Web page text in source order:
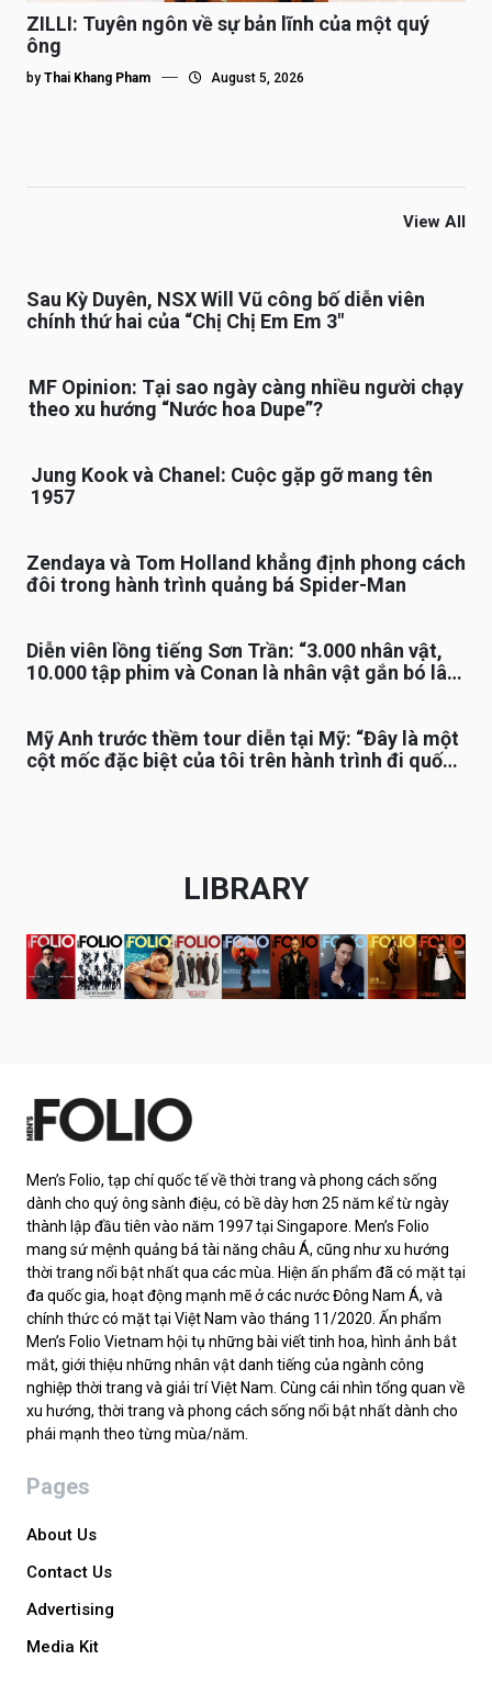
ZILLI: Tuyên ngôn về sự bản lĩnh của một quý
ông
by Thai Khang Pham August 5, 2026
View All
Sau Kỳ Duyên, NSX Will Vũ công bố diễn viên
chính thứ hai của “Chị Chị Em Em 3″
MF Opinion: Tại sao ngày càng nhiều người chạy
theo xu hướng “Nước hoa Dupe”?
Jung Kook và Chanel: Cuộc gặp gỡ mang tên
1957
Zendaya và Tom Holland khẳng định phong cách
đôi trong hành trình quảng bá Spider-Man
Diễn viên lồng tiếng Sơn Trần: “3.000 nhân vật,
10.000 tập phim và Conan là nhân vật gắn bó lâu
Mỹ Anh trước thềm tour diễn tại Mỹ: “Đây là một
cột mốc đặc biệt của tôi trên hành trình đi quốc
LIBRARY
Men’s Folio, tạp chí quốc tế về thời trang và phong cách sống
dành cho quý ông sành điệu, có bề dày hơn 25 năm kể từ ngày
thành lập đầu tiên vào năm 1997 tại Singapore. Men’s Folio
mang sứ mệnh quảng bá tài năng châu Á, cũng như xu hướng
thời trang nổi bật nhất qua các mùa. Hiện ấn phẩm đã có mặt tại
đa quốc gia, hoạt động mạnh mẽ ở các nước Đông Nam Á, và
chính thức có mặt tại Việt Nam vào tháng 11/2020. Ấn phẩm
Men’s Folio Vietnam hội tụ những bài viết tinh hoa, hình ảnh bắt
mắt, giới thiệu những nhân vật danh tiếng của ngành công
nghiệp thời trang và giải trí Việt Nam. Cùng cái nhìn tổng quan về
xu hướng, thời trang và phong cách sống nổi bật nhất dành cho
phái mạnh theo từng mùa/năm.
Pages
About Us
Contact Us
Advertising
Media Kit